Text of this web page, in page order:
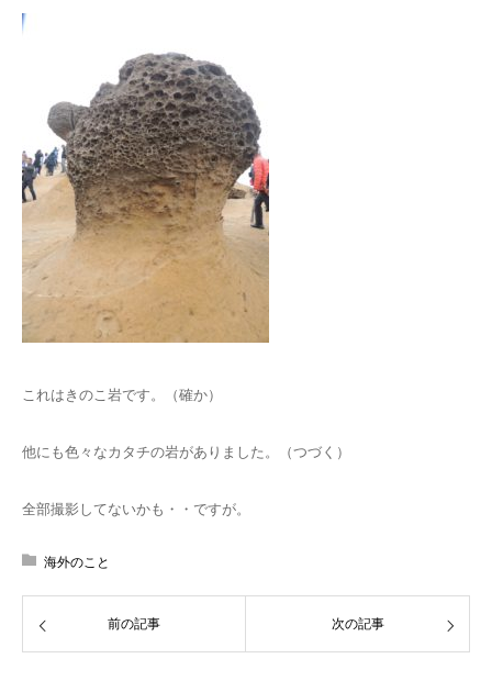
これはきのこ岩です。（確か）
他にも色々なカタチの岩がありました。（つづく）
全部撮影してないかも・・ですが。
海外のこと
前の記事 次の記事